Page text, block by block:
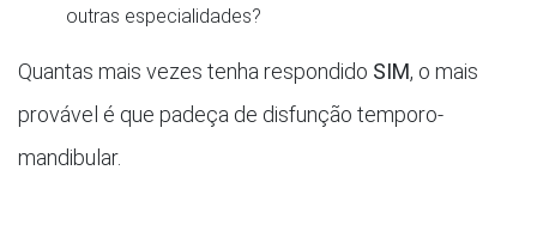
outras especialidades?
Quantas mais vezes tenha respondido SIM, o mais
provável é que padeça de disfunção temporo-
mandibular.